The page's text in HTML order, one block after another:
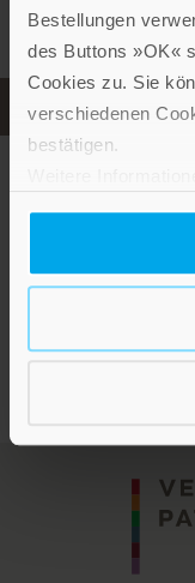
Bestellungen
des Buttons »OK«
Cookies zu. Sie
verschiedenen
bestätigen.